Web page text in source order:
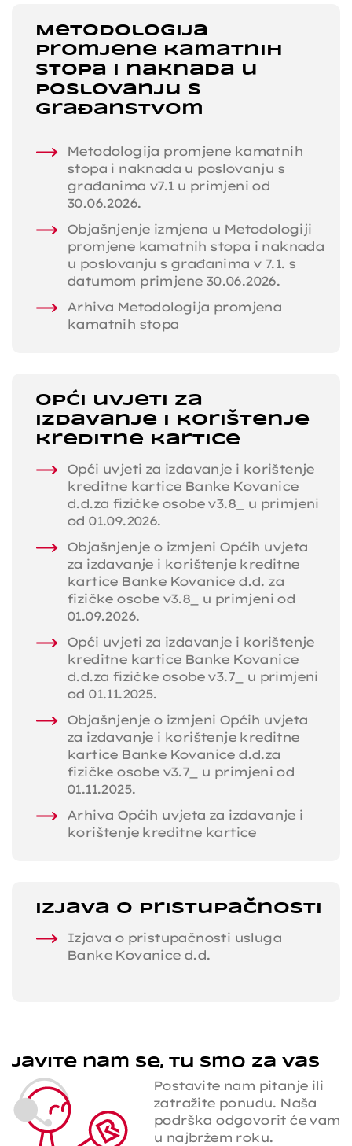
Metodologija
promjene kamatnih
stopa i naknada u
poslovanju s
građanstvom
Metodologija promjene kamatnih
stopa i naknada u poslovanju s
građanima v7.1 u primjeni od
30.06.2026.
Objašnjenje izmjena u Metodologiji
promjene kamatnih stopa i naknada
u poslovanju s građanima v 7.1. s
datumom primjene 30.06.2026.
Arhiva Metodologija promjena
kamatnih stopa
Opći uvjeti za
izdavanje i korištenje
kreditne kartice
Opći uvjeti za izdavanje i korištenje
kreditne kartice Banke Kovanice
d.d.za fizičke osobe v3.8_ u primjeni
od 01.09.2026.
Objašnjenje o izmjeni Općih uvjeta
za izdavanje i korištenje kreditne
kartice Banke Kovanice d.d. za
fizičke osobe v3.8_ u primjeni od
01.09.2026.
Opći uvjeti za izdavanje i korištenje
kreditne kartice Banke Kovanice
d.d.za fizičke osobe v3.7_ u primjeni
od 01.11.2025.
Objašnjenje o izmjeni Općih uvjeta
za izdavanje i korištenje kreditne
kartice Banke Kovanice d.d.za
fizičke osobe v3.7_ u primjeni od
01.11.2025.
Arhiva Općih uvjeta za izdavanje i
korištenje kreditne kartice
Izjava o pristupačnosti
Izjava o pristupačnosti usluga
Banke Kovanice d.d.
Javite nam se, tu smo za vas
Postavite nam pitanje ili
zatražite ponudu. Naša
podrška odgovorit će vam
u najbržem roku.